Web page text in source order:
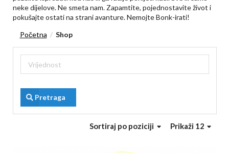
neke dijelove. Ne smeta nam. Zapamtite, pojednostavite život i
pokušajte ostati na strani avanture. Nemojte Bonk-irati!
Početna / Shop
Pretraga
Prikaži 12
Sortiraj po poziciji